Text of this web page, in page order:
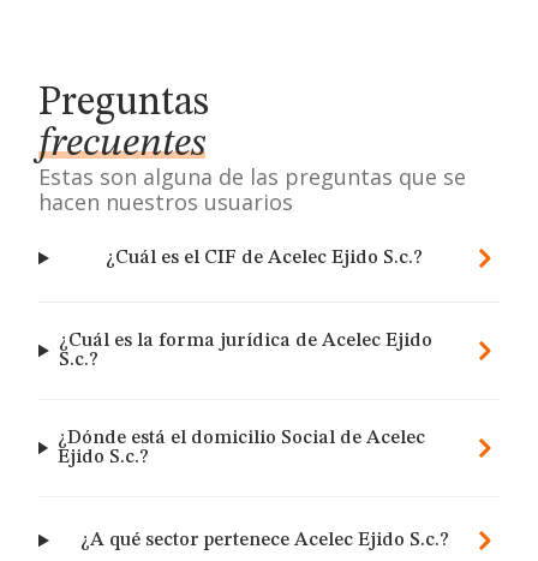
Preguntas
frecuentes
Estas son alguna de las preguntas que se
hacen nuestros usuarios
¿Cuál es el CIF de Acelec Ejido S.c.?
¿Cuál es la forma jurídica de Acelec Ejido
S.c.?
¿Dónde está el domicilio Social de Acelec
Ejido S.c.?
¿A qué sector pertenece Acelec Ejido S.c.?